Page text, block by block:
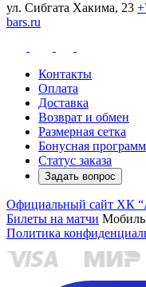
ул. Сибгата Хакима, 23
bars.ru
Контакты
Оплата
Доставка
Возврат и обмен
Размерная сетка
Бонусная
Статус заказа
Задать вопрос
Официальный сайт ХК
Билеты на матчи
Политика